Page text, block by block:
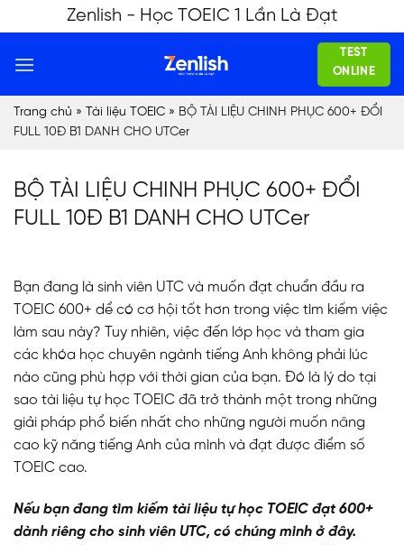
to
content
Zenlish - Học TOEIC 1 Lần Là Đạt
TEST
ONLINE
Trang chủ » Tài liệu TOEIC » BỘ TÀI LIỆU CHINH PHỤC 600+ ĐỔI
FULL 10Đ B1 DANH CHO UTCer
BỘ TÀI LIỆU CHINH PHỤC 600+ ĐỔI
FULL 10Đ B1 DANH CHO UTCer
Bạn đang là sinh viên UTC và muốn đạt chuẩn đầu ra
TOEIC 600+ dể có cơ hội tốt hơn trong việc tìm kiếm việc
làm sau này? Tuy nhiên, việc đến lớp học và tham gia
các khóa học chuyên ngành tiếng Anh không phải lúc
nào cũng phù hợp với thời gian của bạn. Đó là lý do tại
sao tài liệu tự học TOEIC đã trở thành một trong những
giải pháp phổ biến nhất cho những người muốn nâng
cao kỹ năng tiếng Anh của mình và đạt được điểm số
TOEIC cao.
Nếu bạn đang tìm kiếm tài liệu tự học TOEIC đạt 600+
dành riêng cho sinh viên UTC, có chúng mình ở đây.